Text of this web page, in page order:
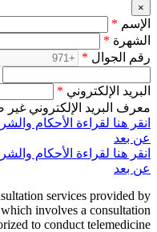
×
الإسم *
الشهرة *
رقم الجوال *
البريد الإلكتروني *
معرف البريد الإلكتروني غير
انقر هنا لقراءة الأحكام
عن بعد
انقر هنا لقراءة الأحكام
عن بعد
services provided by
involves a consultation
to conduct telemedicine